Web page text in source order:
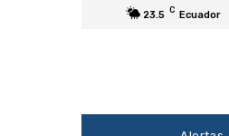
23.5 C Ecuador